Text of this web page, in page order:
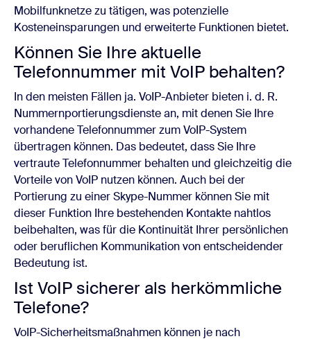
Mobilfunknetze zu tätigen, was potenzielle
Kosteneinsparungen und erweiterte Funktionen bietet.
Können Sie Ihre aktuelle
Telefonnummer mit VoIP behalten?
In den meisten Fällen ja. VoIP-Anbieter bieten i. d. R.
Nummernportierungsdienste an, mit denen Sie Ihre
vorhandene Telefonnummer zum VoIP-System
übertragen können. Das bedeutet, dass Sie Ihre
vertraute Telefonnummer behalten und gleichzeitig die
Vorteile von VoIP nutzen können. Auch bei der
Portierung zu einer Skype-Nummer können Sie mit
dieser Funktion Ihre bestehenden Kontakte nahtlos
beibehalten, was für die Kontinuität Ihrer persönlichen
oder beruflichen Kommunikation von entscheidender
Bedeutung ist.
Ist VoIP sicherer als herkömmliche
Telefone?
VoIP-Sicherheitsmaßnahmen können je nach